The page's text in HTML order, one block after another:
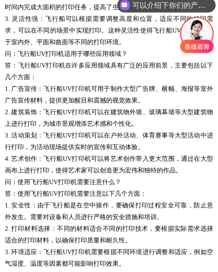
时间内完成大面积的打印任务，提高了生产效率。
3. 灵活性强：飞行船可以根据需要调整高度和位置，适应不同的打印需
求，可以在不同的场景中实现打印。这种灵活性使得飞行船UV打印机适用
于室内外、平面和曲面等不同的打印环境。
问：飞行船UV打印机适用于哪些应用领域？
答：飞行船UV打印机在许多应用领域具有广泛的应用前景，主要包括以下
几个方面：
1. 广告宣传：飞行船UV打印机可用于制作大型广告牌、横幅、海报等室外
广告宣传材料，提供更加醒目和震撼的视觉效果。
2. 建筑装饰：飞行船UV打印机可以在建筑物外墙、玻璃幕墙等大型建筑物
上进行打印，为城市景观增添艺术感和个性化。
3. 活动策划：飞行船UV打印机可以在户外活动、体育赛事等大型活动中进
行打印，为活动现场提供实时的宣传和互动体验。
4. 艺术创作：飞行船UV打印机可以将艺术创作带入更大范围，通过在大型
画布上进行打印，使得艺术家可以创造更为宏伟和独特的作品。
问：使用飞行船UV打印机需要注意什么？
答：使用飞行船UV打印机需要注意以下几个方面：
1. 安全性：由于飞行船是在空中操作，要确保打印过程安全可靠，防止意
外发生。需要对设备和人员进行严格的安全措施和培训。
2. 打印材料选择：不同的材料适合不同的打印技术，要根据实际需求选择
适合的打印材料，以确保打印质量和耐久性。
3. 环境适应：飞行船UV打印机需要根据不同环境进行调整和适应，例如空
气湿度、温度等因素都可能影响打印效果。
可以介绍下你们的产品么